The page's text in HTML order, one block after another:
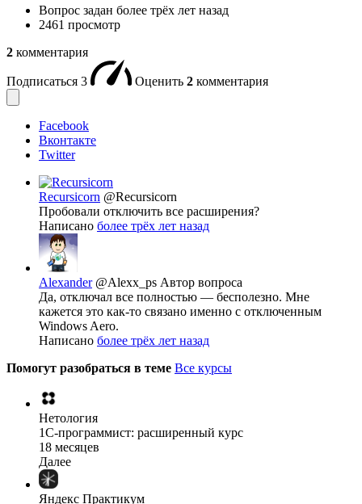
Вопрос задан более трёх лет назад
2461 просмотр
2 комментария
Подписаться 3 Оценить 2 комментария
Facebook
Вконтакте
Twitter
Recursicorn @Recursicorn
Пробовали отключить все расширения?
Написано более трёх лет назад
Alexander @Alexx_ps Автор вопроса
Да, отключал все полностью — бесполезно. Мне
кажется это как-то связано именно с отключенным
Windows Aero.
Написано более трёх лет назад
Помогут разобраться в теме Все курсы
Нетология
1C-программист: расширенный курс
18 месяцев
Далее
Яндекс Практикум